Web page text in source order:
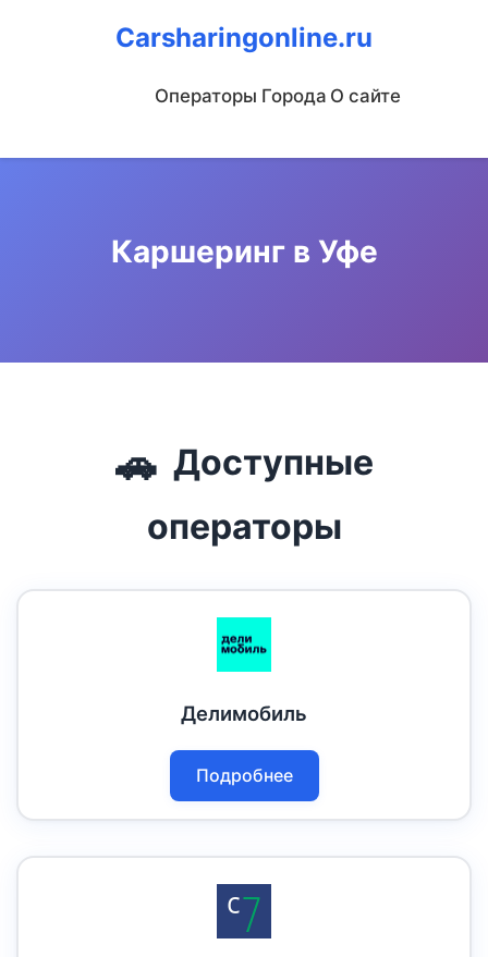
Carsharingonline.ru
Операторы Города О сайте
Каршеринг в Уфе
🚗 Доступные
операторы
Делимобиль
Подробнее